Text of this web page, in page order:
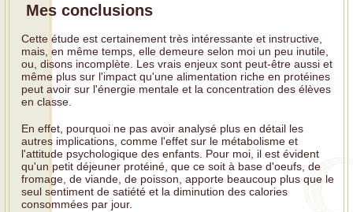
Mes conclusions
Cette étude est certainement très intéressante et instructive,
mais, en même temps, elle demeure selon moi un peu inutile,
ou, disons incomplète. Les vrais enjeux sont peut-être aussi et
même plus sur l'impact qu'une alimentation riche en protéines
peut avoir sur l'énergie mentale et la concentration des élèves
en classe.
En effet, pourquoi ne pas avoir analysé plus en détail les
autres implications, comme l'effet sur le métabolisme et
l'attitude psychologique des enfants. Pour moi, il est évident
qu'un petit déjeuner protéiné, que ce soit à base d'oeufs, de
fromage, de viande, de poisson, apporte beaucoup plus que le
seul sentiment de satiété et la diminution des calories
consommées par jour.